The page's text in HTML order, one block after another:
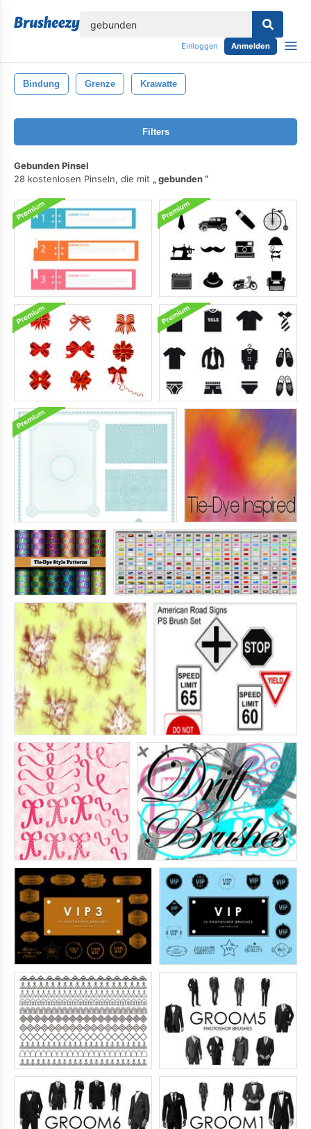
Einloggen Anmelden
Bindung Grenze Krawatte
Filters
Gebunden Pinsel
28 kostenlosen Pinseln, die mit
gebunden